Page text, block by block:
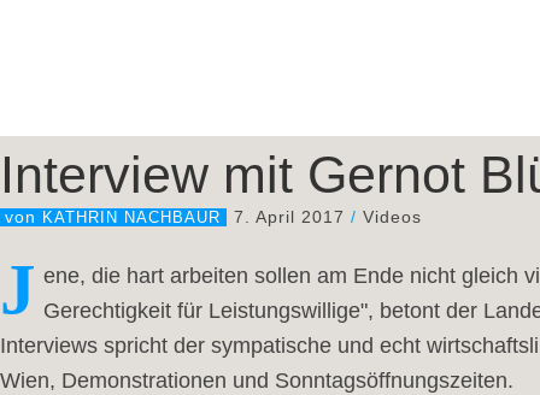
Interview mit Gernot
von KATHRIN NACHBAUR 7. April 2017 / Videos
J ene, die hart arbeiten sollen am Ende nicht gleich
Gerechtigkeit für Leistungswillige", betont der
Interviews spricht der sympatische und echt
Wien, Demonstrationen und Sonntagsöffnungszeiten.